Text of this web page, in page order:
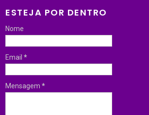
ESTEJA POR DENTRO
Nome
Email*
Mensagem*